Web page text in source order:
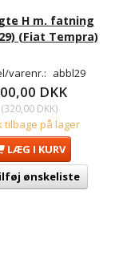
H m. fatning
(Fiat Tempra)
varenr.: abbl29
DKK
(320,00 DKK)
tilbage på lager
LÆG I KURV
ønskeliste